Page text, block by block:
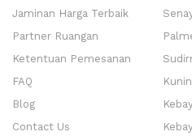
Jaminan Harga Terbaik
Partner Ruangan
Ketentuan Pemesanan
FAQ
Blog
Contact Us